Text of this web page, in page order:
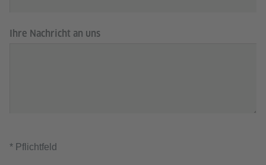
Ihre Nachricht an uns
* Pflichtfeld